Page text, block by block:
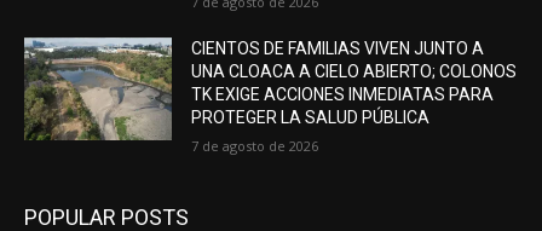
CIENTOS DE FAMILIAS VIVEN JUNTO A
UNA CLOACA A CIELO ABIERTO; COLONOS
TK EXIGE ACCIONES INMEDIATAS PARA
PROTEGER LA SALUD PÚBLICA
7 de agosto de 2026
POPULAR POSTS